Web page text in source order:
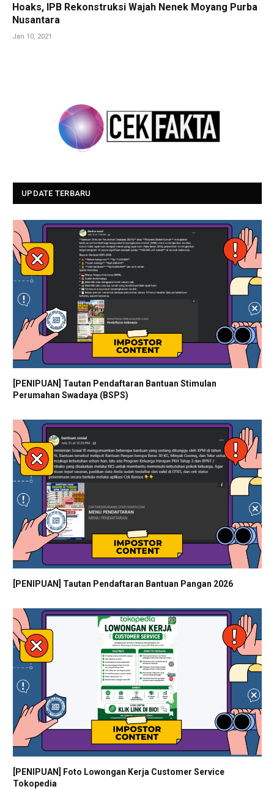
Hoaks, IPB Rekonstruksi Wajah Nenek Moyang Purba
Nusantara
Jan 10, 2021
UPDATE TERBARU
[PENIPUAN] Tautan Pendaftaran Bantuan Stimulan
Perumahan Swadaya (BSPS)
[PENIPUAN] Tautan Pendaftaran Bantuan Pangan 2026
[PENIPUAN] Foto Lowongan Kerja Customer Service
Tokopedia